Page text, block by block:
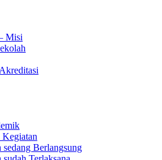
Misi
Kegiatan
sedang Berlangsung